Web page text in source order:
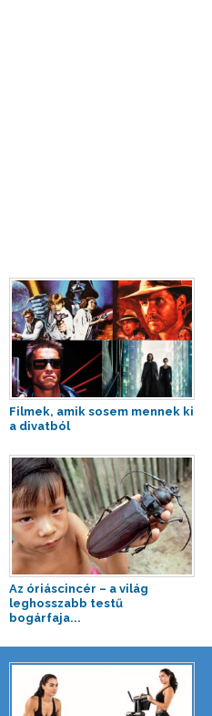
Filmek, amik sosem mennek ki
a divatból
Az óriáscincér – a világ
leghosszabb testű
bogárfaja...